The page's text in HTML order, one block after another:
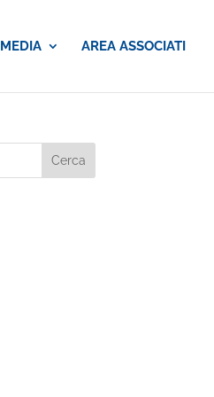
MEDIA AREA ASSOCIATI